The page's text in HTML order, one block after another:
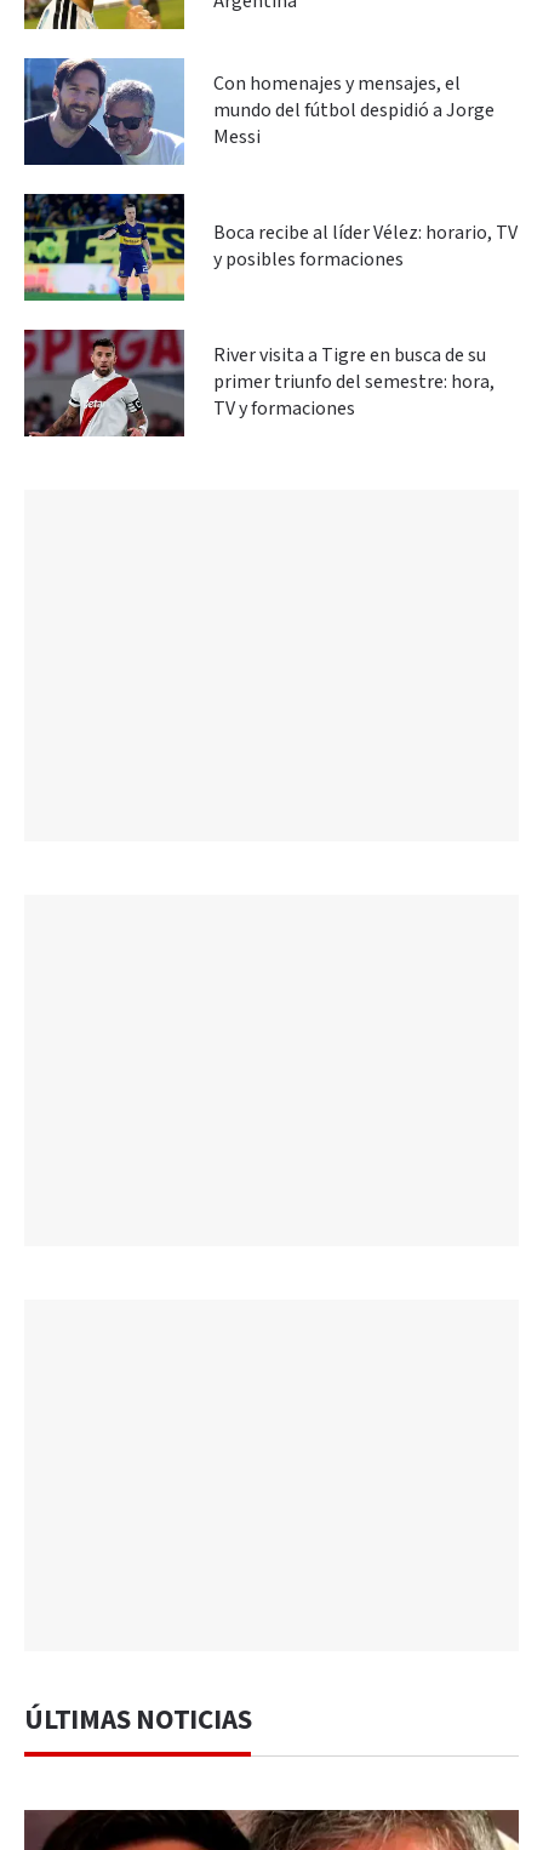
Con homenajes y mensajes, el
mundo del fútbol despidió a Jorge
Messi
Boca recibe al líder Vélez: horario, TV
y posibles formaciones
River visita a Tigre en busca de su
primer triunfo del semestre: hora,
TV y formaciones
ÚLTIMAS NOTICIAS